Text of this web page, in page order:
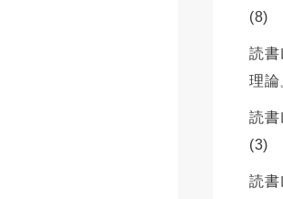
(8)
読書
理論
読書
(3)
読書